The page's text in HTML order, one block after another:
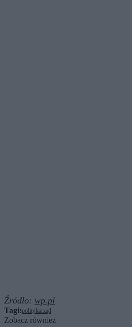
Źródło: wp.pl
Tagi:politykarząd
Zobacz również